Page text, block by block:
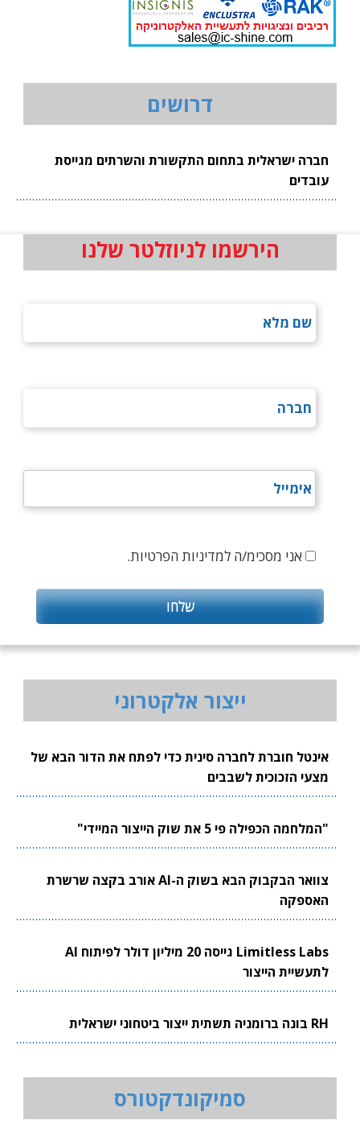
דרושים
חברה ישראלית בתחום התקשורת והשרתים מגייסת
עובדים
הירשמו לניוזלטר שלנו
אני מסכימ/ה למדיניות הפרטיות.
ייצור אלקטרוני
אינטל חוברת לחברה סינית כדי לפתח את הדור הבא של
מצעי הזכוכית לשבבים
"המלחמה הכפילה פי 5 את שוק הייצור המיידי"
צוואר הבקבוק הבא בשוק ה-AI אורב בקצה שרשרת
האספקה
Limitless Labs גייסה 20 מיליון דולר לפיתוח AI
לתעשיית הייצור
RH בונה ברומניה תשתית ייצור ביטחוני ישראלית
סמיקונדקטורס